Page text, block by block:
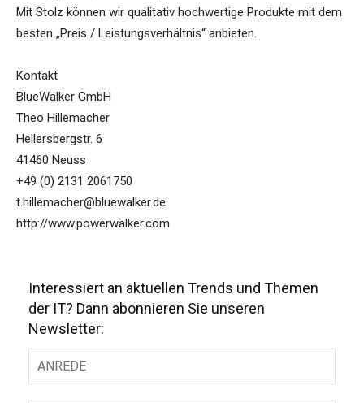
Mit Stolz können wir qualitativ hochwertige Produkte mit dem
besten „Preis / Leistungsverhältnis“ anbieten.
Kontakt
BlueWalker GmbH
Theo Hillemacher
Hellersbergstr. 6
41460 Neuss
+49 (0) 2131 2061750
t.hillemacher@bluewalker.de
http://www.powerwalker.com
Interessiert an aktuellen Trends und Themen
der IT? Dann abonnieren Sie unseren
Newsletter: